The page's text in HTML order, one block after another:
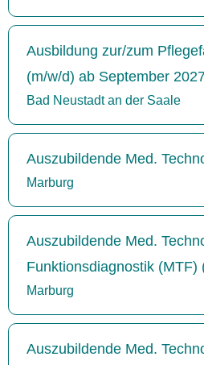
Ausbildung zur/zum
(m/w/d) ab September
Bad Neustadt an der Saale
Auszubildende Med.
Marburg
Auszubildende Med.
Funktionsdiagnostik (MTF)
Marburg
Auszubildende Med.